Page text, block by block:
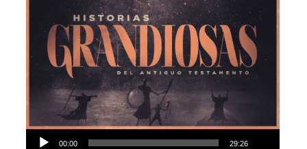
Audio
00:00 29:26